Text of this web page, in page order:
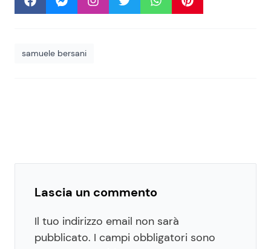
samuele bersani
Lascia un commento
Il tuo indirizzo email non sarà
pubblicato. I campi obbligatori sono